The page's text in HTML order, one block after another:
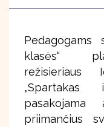
Pedagogams
klasės“
režisieriaus
„Spartakas
priimančius